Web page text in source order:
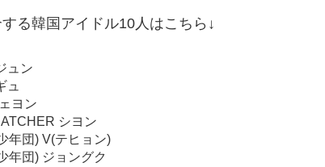
る韓国アイドル10人はこちら↓
ュン
ュ
ヨン
シヨン
年団) V(テヒョン)
年団) ジョングク